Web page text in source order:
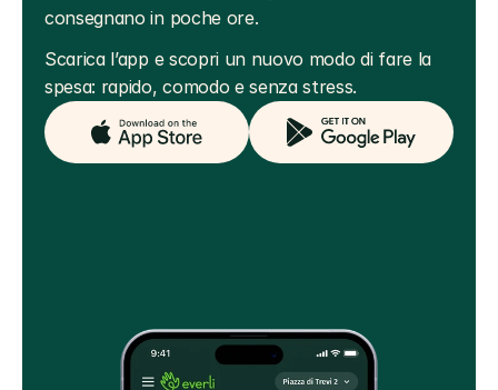
consegnano in poche ore.
Scarica l’app e scopri un nuovo modo di fare la
spesa: rapido, comodo e senza stress.